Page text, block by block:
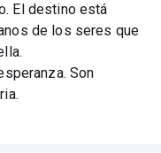
El destino está
de los seres que
Son